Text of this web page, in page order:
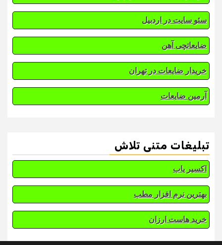
سئو سایت در اردبیل
ضایعاتچی آهن
خریدار ضایعات در تهران
آرمین ضایعات
تبلیغات متنی تلاش
اکسیر یاب
بهترین نرم افزار مطب
خرید هاست ارزان